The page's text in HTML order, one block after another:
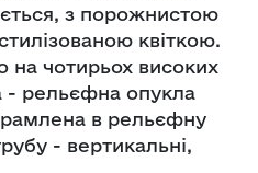
з порожнистою
квіткою.
на чотирьох високих
- рельєфна опукла
в рельєфну
- вертикальні,